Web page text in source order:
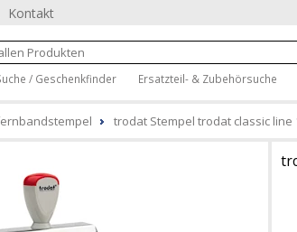
Kontakt
/ Geschenkfinder Ersatzteil- & Zubehörsuche
trodat Stempel trodat classic line